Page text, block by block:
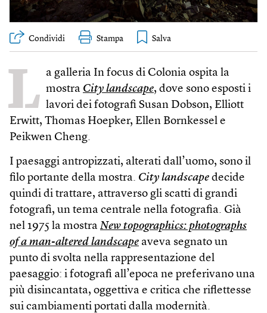
Condividi Stampa
L a galleria In focus di Colonia ospita la
mostra City landscape, dove sono esposti i
lavori dei fotografi Susan Dobson, Elliott
Erwitt, Thomas Hoepker, Ellen Bornkessel e
Peikwen Cheng.
I paesaggi antropizzati, alterati dall’uomo, sono il
filo portante della mostra. City landscape decide
quindi di trattare, attraverso gli scatti di grandi
fotografi, un tema centrale nella fotografia. Già
nel 1975 la mostra New topographics: photographs
of a man-altered landscape aveva segnato un
punto di svolta nella rappresentazione del
paesaggio: i fotografi all’epoca ne preferivano una
più disincantata, oggettiva e critica che riflettesse
sui cambiamenti portati dalla modernità.